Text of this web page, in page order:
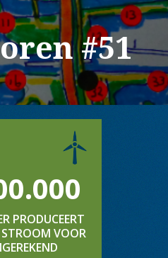
#51
PRODUCEERT
STROOM VOOR